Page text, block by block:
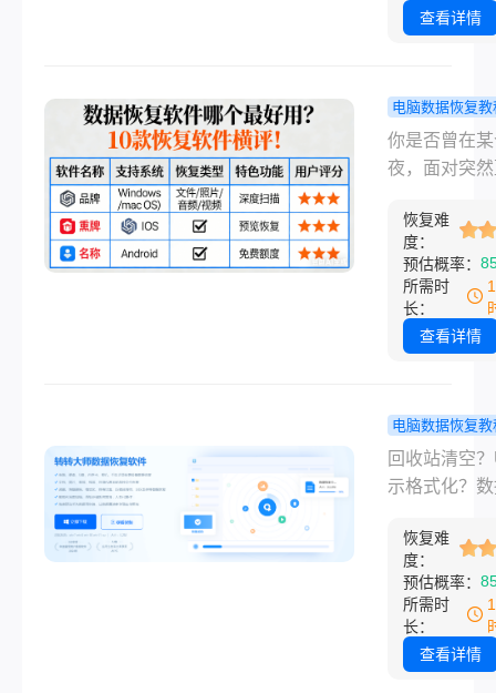
是包含了客
捷键组合，
电脑桌面消
影无踪。紧
财务李姐的
刻：U盘插
脑提示“未格
里面存着全
销报表；或
己正经历的
查看详情
电脑数据恢复教
据恢复软件
最好用？10
你是否曾在
夜，面对突
漏了一拍？
清理文件夹
小心按下了“
除”，而那个
装着你熬了
你满心期待
插入电脑，
到冰冷的“磁
式化”提示？
恢复难
度：
预估概率：
所需时
长：
查看详情
电脑数据恢复教
据恢复软件
好用免费？
实测推荐!
回收站清空
示格式化？
费？别急着
钱！本文实
正可用的免
恢复工具（
+预览功能）
恢复难
度：
预估概率：
所需时
长：
查看详情